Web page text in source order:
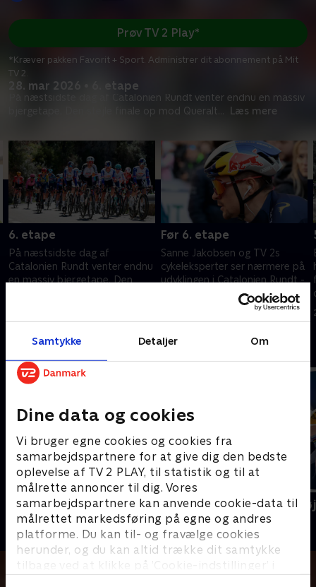
Samtykke Detaljer Om
Dine data og cookies
Vi bruger egne cookies og cookies fra
samarbejdspartnere for at give dig den bedste
oplevelse af TV 2 PLAY, til statistik og til at
målrette annoncer til dig. Vores
samarbejdspartnere kan anvende cookie-data til
målrettet markedsføring på egne og andres
platforme. Du kan til- og fravælge cookies
herunder, og du kan altid trække dit samtykke
tilbage ved at klikke på ’Cookie-indstillinger’ i
28. mar 2026 • 6. etape
På næstsidste dag af Catalonien Rundt venter endnu en massiv
bjergetape. Den stejle finale op mod Queralt
Læs mere
Prøv TV 2 Play*
*Kræver pakken Favorit + Sport. Administrer dit abonnement på Mit
TV 2.
6. etape
På næstsidste dag af
Catalonien Rundt venter endnu
en massiv bjergetape. Den
Før 6. etape
Sanne Jakobsen og TV 2s
cykeleksperter ser nærmere på
udvklingen i Catalonien Rundt -
og hvad vi skal vente os af de
kommende dages cykelløb.
28. marts 2026 • 29 min
Andre så også
Paris-Nice
Cykling
Cykling -
Cykling